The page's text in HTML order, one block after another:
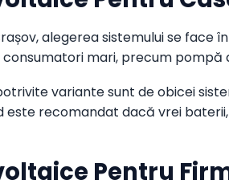
alegerea sistemului se
consumatori mari, precum
variante sunt de obicei
este recomandat dacă vrei
Pentru